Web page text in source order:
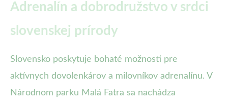
Adrenalín a dobrodružstvo v srdci
slovenskej prírody
Slovensko poskytuje bohaté možnosti pre
aktívnych dovolenkárov a milovníkov adrenalínu. V
Národnom parku Malá Fatra sa nachádza